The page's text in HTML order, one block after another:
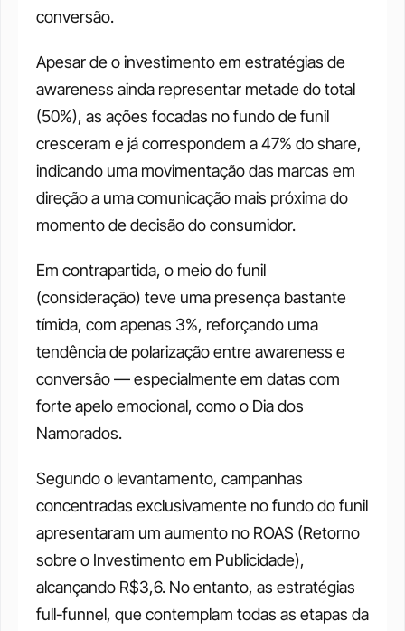
conversão.
Apesar de o investimento em estratégias de
awareness ainda representar metade do total
(50%), as ações focadas no fundo de funil
cresceram e já correspondem a 47% do share,
indicando uma movimentação das marcas em
direção a uma comunicação mais próxima do
momento de decisão do consumidor.
Em contrapartida, o meio do funil
(consideração) teve uma presença bastante
tímida, com apenas 3%, reforçando uma
tendência de polarização entre awareness e
conversão — especialmente em datas com
forte apelo emocional, como o Dia dos
Namorados.
Segundo o levantamento, campanhas
concentradas exclusivamente no fundo do funil
apresentaram um aumento no ROAS (Retorno
sobre o Investimento em Publicidade),
alcançando R$3,6. No entanto, as estratégias
full-funnel, que contemplam todas as etapas da